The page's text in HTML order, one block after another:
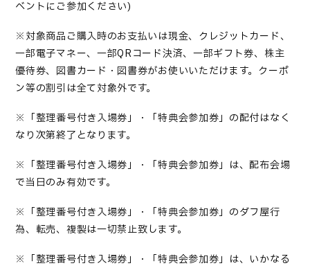
ベントにご参加ください)
※対象商品ご購入時のお支払いは現金、クレジットカード、
一部電子マネー、一部QRコード決済、一部ギフト券、株主
優待券、図書カード・図書券がお使いいただけます。クーポ
ン等の割引は全て対象外です。
※ 「整理番号付き入場券」・「特典会参加券」の配付はなく
なり次第終了となります。
※ 「整理番号付き入場券」・「特典会参加券」は、配布会場
で当日のみ有効です。
※「整理番号付き入場券」・「特典会参加券」のダフ屋行
為、転売、複製は一切禁止致します。
※ 「整理番号付き入場券」・「特典会参加券」は、いかなる